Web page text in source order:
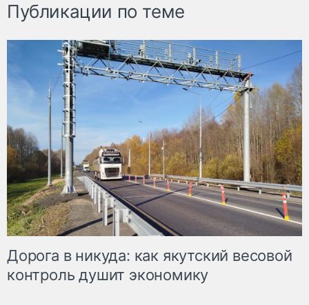
Публикации по теме
Дорога в никуда: как якутский весовой
контроль душит экономику